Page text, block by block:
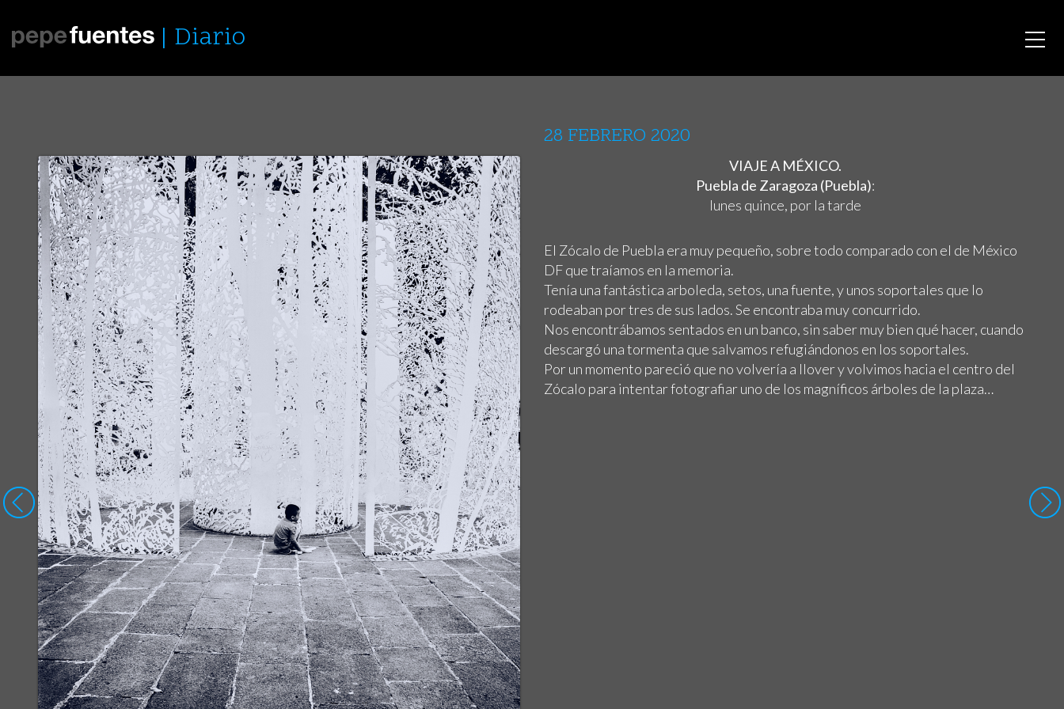
Diario
28 FEBRERO 2020
VIAJE A MÉXICO.
Puebla de Zaragoza (Puebla):
lunes quince, por la tarde
El Zócalo de Puebla era muy pequeño, sobre todo comparado con el de México
DF que traíamos en la memoria.
Tenía una fantástica arboleda, setos, una fuente, y unos soportales que lo
rodeaban por tres de sus lados. Se encontraba muy concurrido.
Nos encontrábamos sentados en un banco, sin saber muy bien qué hacer, cuando
descargó una tormenta que salvamos refugiándonos en los soportales.
Por un momento pareció que no volvería a llover y volvimos hacia el centro del
Zócalo para intentar fotografiar uno de los magníficos árboles de la plaza…